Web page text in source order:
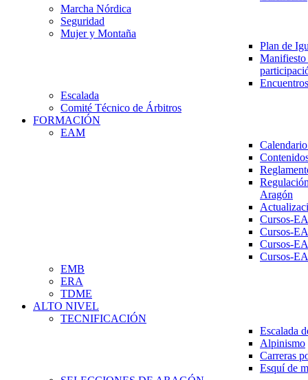
Marcha Nórdica
Seguridad
Mujer y Montaña
Plan de
Escalada
Comité Técnico de Árbitros
FORMACIÓN
EAM
Aragón
Cursos-
Cursos-
Cursos-
Cursos-
EMB
ERA
TDME
ALTO NIVEL
TECNIFICACIÓN
Escalada
Alpinismo
Carreras
Esquí de